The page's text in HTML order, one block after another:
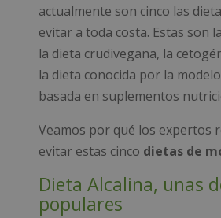
actualmente son cinco las
evitar a toda costa. Estas son
la dieta crudivegana, la
la dieta conocida por la
basada en suplementos
Veamos por qué los expertos
evitar estas cinco dietas de
Dieta Alcalina, unas
populares